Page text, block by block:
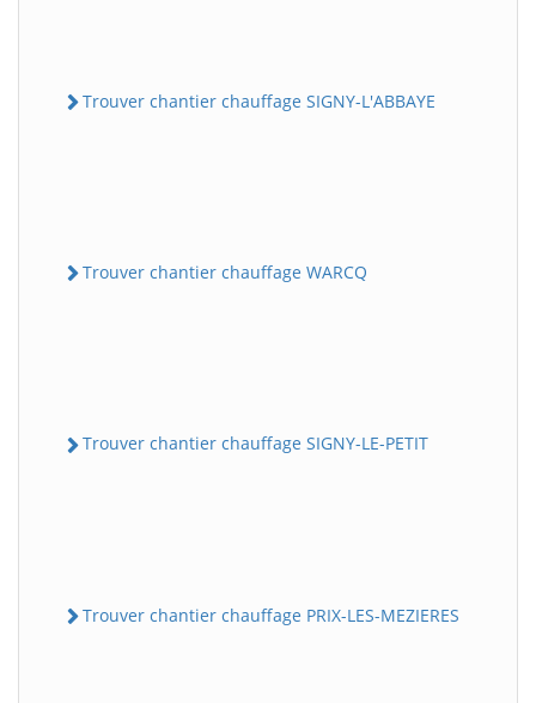
Trouver chantier chauffage SIGNY-L'ABBAYE
Trouver chantier chauffage WARCQ
Trouver chantier chauffage SIGNY-LE-PETIT
Trouver chantier chauffage PRIX-LES-MEZIERES